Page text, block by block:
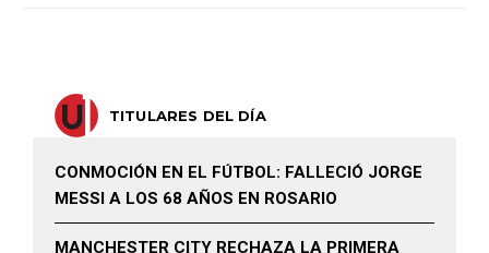
TITULARES DEL DÍA
CONMOCIÓN EN EL FÚTBOL: FALLECIÓ JORGE
MESSI A LOS 68 AÑOS EN ROSARIO
MANCHESTER CITY RECHAZA LA PRIMERA